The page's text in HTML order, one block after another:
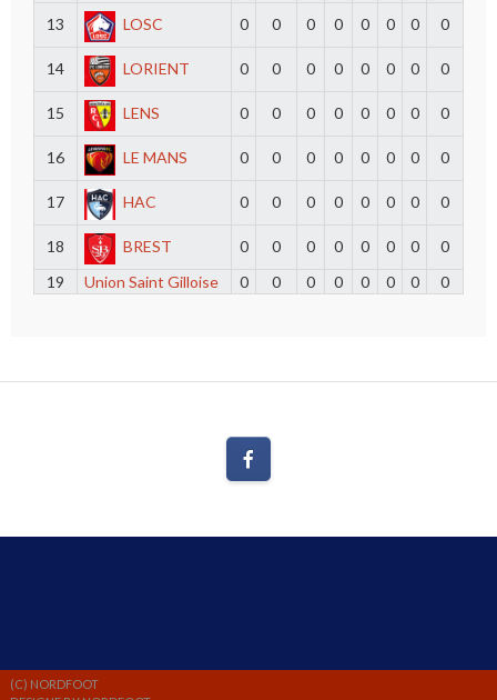
13 LOSC 0 0 0 0 0 0 0 0
14 LORIENT 0 0 0 0 0 0 0 0
15 LENS 0 0 0 0 0 0 0 0
16 LE MANS 0 0 0 0 0 0 0 0
17 HAC 0 0 0 0 0 0 0 0
18 BREST 0 0 0 0 0 0 0
0
19
Union Saint Gilloise 0 0 0 0 0 0 0 0
(C) NORDFOOT